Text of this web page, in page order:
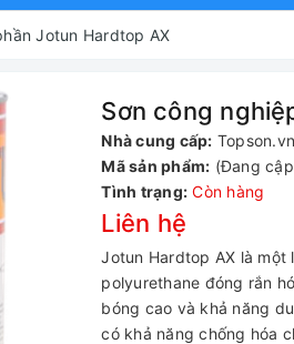
Jotun Hardtop AX
Sơn công
Nhà cung cấp: Topson.vn
Mã sản phẩm: (Đang
Tình trạng: Còn hàng
Liên hệ
Jotun Hardtop AX là một
polyurethane đóng rắn
bóng cao và khả năng
có khả năng chống hóa